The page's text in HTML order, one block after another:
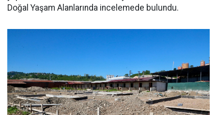
Doğal Yaşam Alanlarında incelemede bulundu.